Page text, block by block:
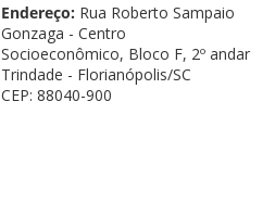
Endereço: Rua Roberto Sampaio
Gonzaga - Centro
Socioeconômico, Bloco F, 2º andar
Trindade - Florianópolis/SC
CEP: 88040-900